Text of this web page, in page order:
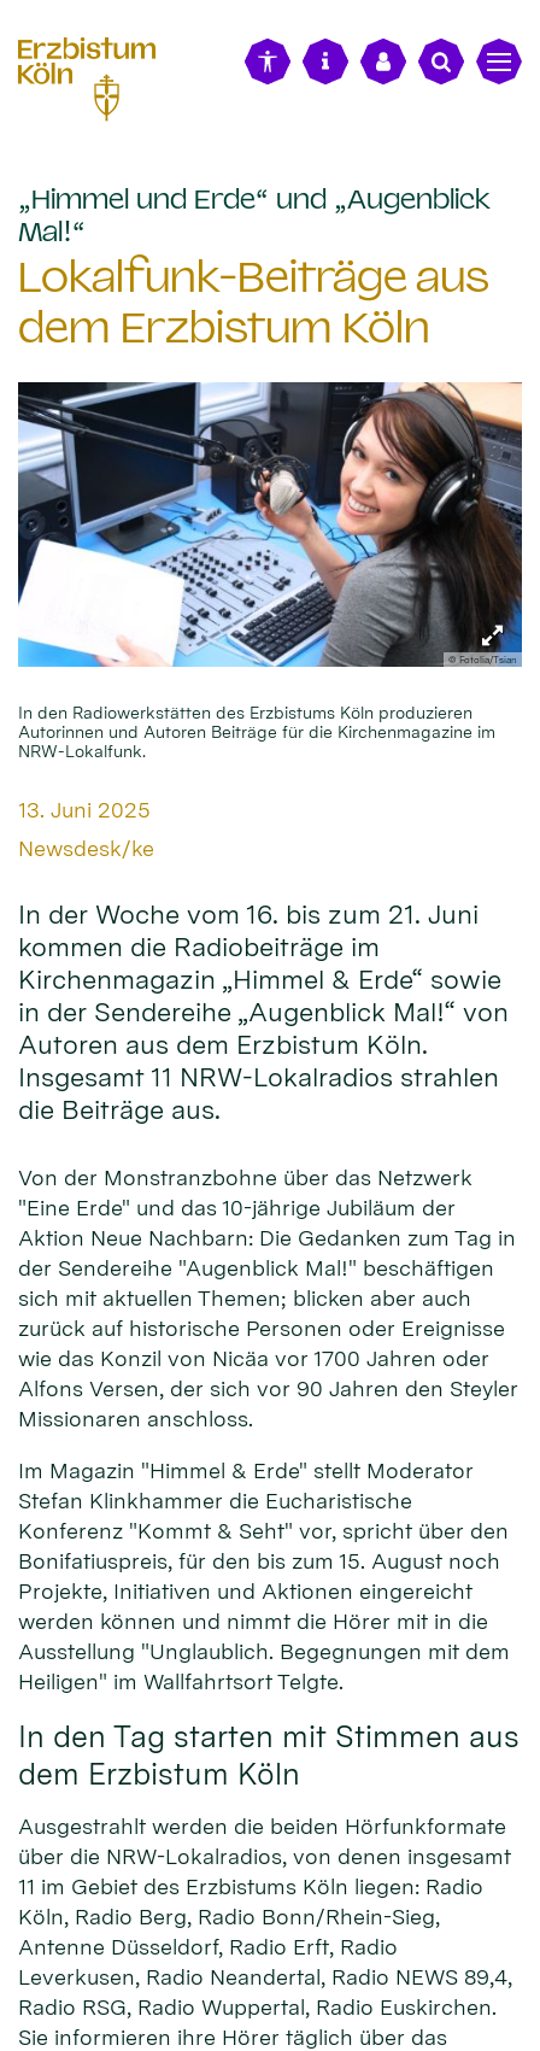
„Himmel und Erde“ und „Augenblick
Mal!“
Lokalfunk-Beiträge aus
dem Erzbistum Köln
© Fotolia/Tsian
In den Radiowerkstätten des Erzbistums Köln produzieren
Autorinnen und Autoren Beiträge für die Kirchenmagazine im
NRW-Lokalfunk.
Datum:
13. Juni 2025
Von:
Newsdesk/ke
In der Woche vom 16. bis zum 21. Juni
kommen die Radiobeiträge im
Kirchenmagazin „Himmel & Erde“ sowie
in der Sendereihe „Augenblick Mal!“ von
Autoren aus dem Erzbistum Köln.
Insgesamt 11 NRW-Lokalradios strahlen
die Beiträge aus.
Von der Monstranzbohne über das Netzwerk
"Eine Erde" und das 10-jährige Jubiläum der
Aktion Neue Nachbarn: Die Gedanken zum Tag in
der Sendereihe "Augenblick Mal!" beschäftigen
sich mit aktuellen Themen; blicken aber auch
zurück auf historische Personen oder Ereignisse
wie das Konzil von Nicäa vor 1700 Jahren oder
Alfons Versen, der sich vor 90 Jahren den Steyler
Missionaren anschloss.
Im Magazin "Himmel & Erde" stellt Moderator
Stefan Klinkhammer die Eucharistische
Konferenz "Kommt & Seht" vor, spricht über den
Bonifatiuspreis, für den bis zum 15. August noch
Projekte, Initiativen und Aktionen eingereicht
werden können und nimmt die Hörer mit in die
Ausstellung "Unglaublich. Begegnungen mit dem
Heiligen" im Wallfahrtsort Telgte.
In den Tag starten mit Stimmen aus
dem Erzbistum Köln
Ausgestrahlt werden die beiden Hörfunkformate
über die NRW-Lokalradios, von denen insgesamt
11 im Gebiet des Erzbistums Köln liegen: Radio
Köln, Radio Berg, Radio Bonn/Rhein-Sieg,
Antenne Düsseldorf, Radio Erft, Radio
Leverkusen, Radio Neandertal, Radio NEWS 89,4,
Radio RSG, Radio Wuppertal, Radio Euskirchen.
Sie informieren ihre Hörer täglich über das